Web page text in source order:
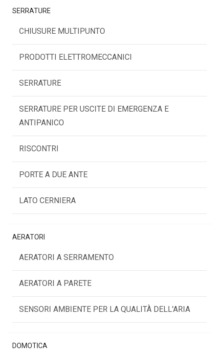
SERRATURE
CHIUSURE MULTIPUNTO
PRODOTTI ELETTROMECCANICI
SERRATURE
SERRATURE PER USCITE DI EMERGENZA E
ANTIPANICO
RISCONTRI
PORTE A DUE ANTE
LATO CERNIERA
AERATORI
AERATORI A SERRAMENTO
AERATORI A PARETE
SENSORI AMBIENTE PER LA QUALITÀ DELL'ARIA
DOMOTICA